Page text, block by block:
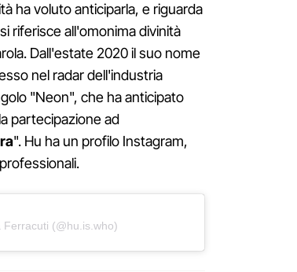
ha voluto anticiparla, e riguarda
riferisce all'omonima divinità
Dall'estate 2020 il suo nome
nel radar dell'industria
"Neon", che ha anticipato
partecipazione ad
". Hu ha un profilo Instagram,
(@hu.is.who)